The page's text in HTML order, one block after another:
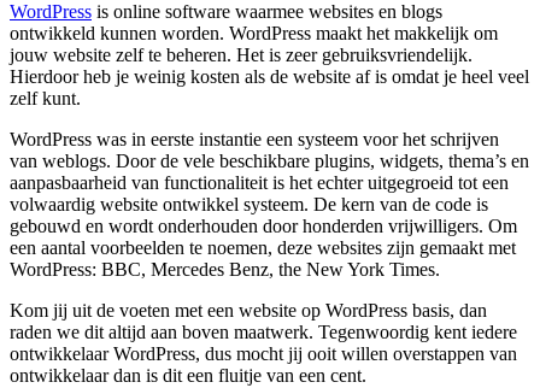
WordPress is online software waarmee websites en blogs
ontwikkeld kunnen worden. WordPress maakt het makkelijk om
jouw website zelf te beheren. Het is zeer gebruiksvriendelijk.
Hierdoor heb je weinig kosten als de website af is omdat je heel veel
zelf kunt.
WordPress was in eerste instantie een systeem voor het schrijven
van weblogs. Door de vele beschikbare plugins, widgets, thema’s en
aanpasbaarheid van functionaliteit is het echter uitgegroeid tot een
volwaardig website ontwikkel systeem. De kern van de code is
gebouwd en wordt onderhouden door honderden vrijwilligers. Om
een aantal voorbeelden te noemen, deze websites zijn gemaakt met
WordPress: BBC, Mercedes Benz, the New York Times.
Kom jij uit de voeten met een website op WordPress basis, dan
raden we dit altijd aan boven maatwerk. Tegenwoordig kent iedere
ontwikkelaar WordPress, dus mocht jij ooit willen overstappen van
ontwikkelaar dan is dit een fluitje van een cent.